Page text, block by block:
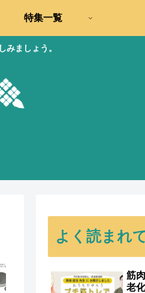
ましょう。
特集一覧
よく読まれ
筋
老